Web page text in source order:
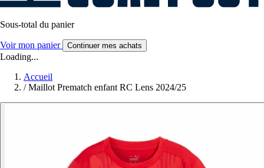
Sous-total du panier
Voir mon panier Continuer mes achats
Loading...
Accueil
/ Maillot Prematch enfant RC Lens 2024/25